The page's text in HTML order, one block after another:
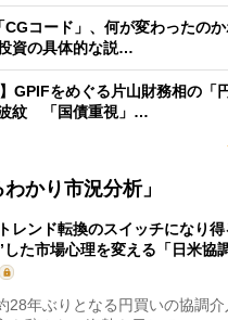
コード」、何が変わったの
資の具体的な説…
GPIFをめぐる片山財務相の「
紋 「国債重視」…
かり市況分析」
トレンド転換のスイッチになり
した市場心理を変える「日米協
年ぶりとなる円買いの協調介